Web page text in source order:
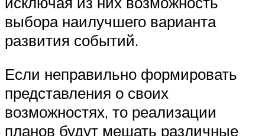
выбора наилучшего варианта
развития событий.
Если неправильно формировать
представления о своих
возможностях, то реализации
планов будут мешать различные